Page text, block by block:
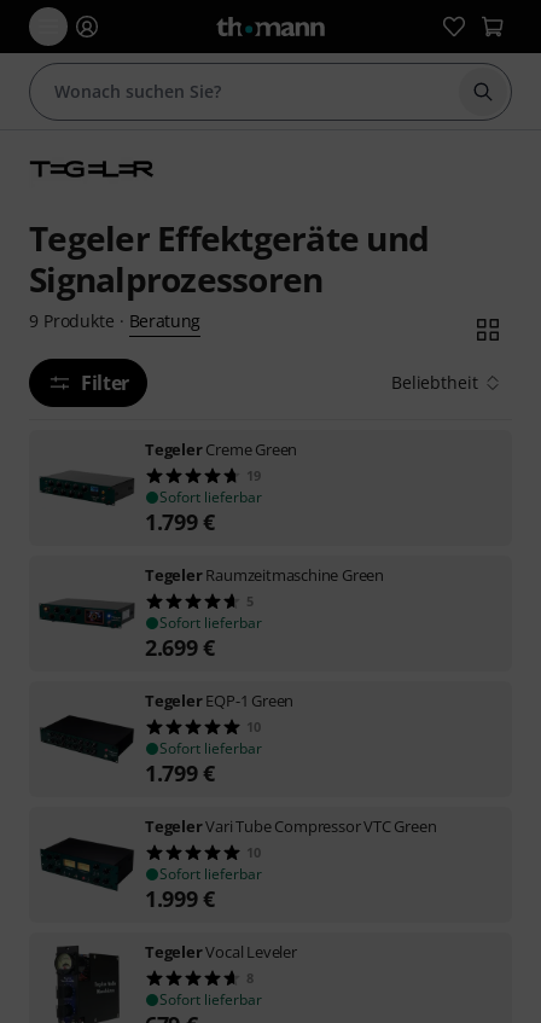
Suche
Tegeler Effektgeräte und
Signalprozessoren
9 Produkte · Beratung
Filter Beliebtheit
TegelerCreme Green
19
Sofort lieferbar
1.799€
TegelerRaumzeitmaschine Green
5
Sofort lieferbar
2.699€
TegelerEQP-1 Green
10
Sofort lieferbar
1.799€
TegelerVari Tube Compressor VTC Green
10
Sofort lieferbar
1.999€
TegelerVocal Leveler
8
Sofort lieferbar